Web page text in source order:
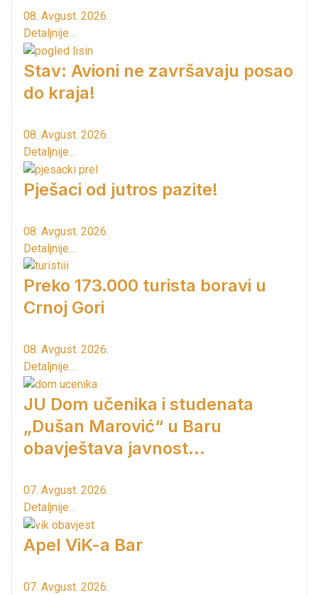
08. Avgust. 2026.
Detaljnije...
Stav: Avioni ne završavaju posao
do kraja!
08. Avgust. 2026.
Detaljnije...
Pješaci od jutros pazite!
08. Avgust. 2026.
Detaljnije...
Preko 173.000 turista boravi u
Crnoj Gori
08. Avgust. 2026.
Detaljnije...
JU Dom učenika i studenata
„Dušan Marović“ u Baru
obavještava javnost...
07. Avgust. 2026.
Detaljnije...
Apel ViK-a Bar
07. Avgust. 2026.